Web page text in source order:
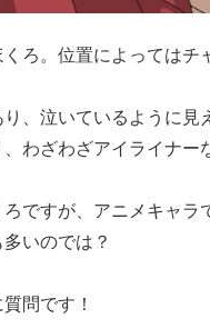
ろ。位置によってはチ
、泣いているように見
わざわざアイライナー
ですが、アニメキャ
いのでは？
問です！